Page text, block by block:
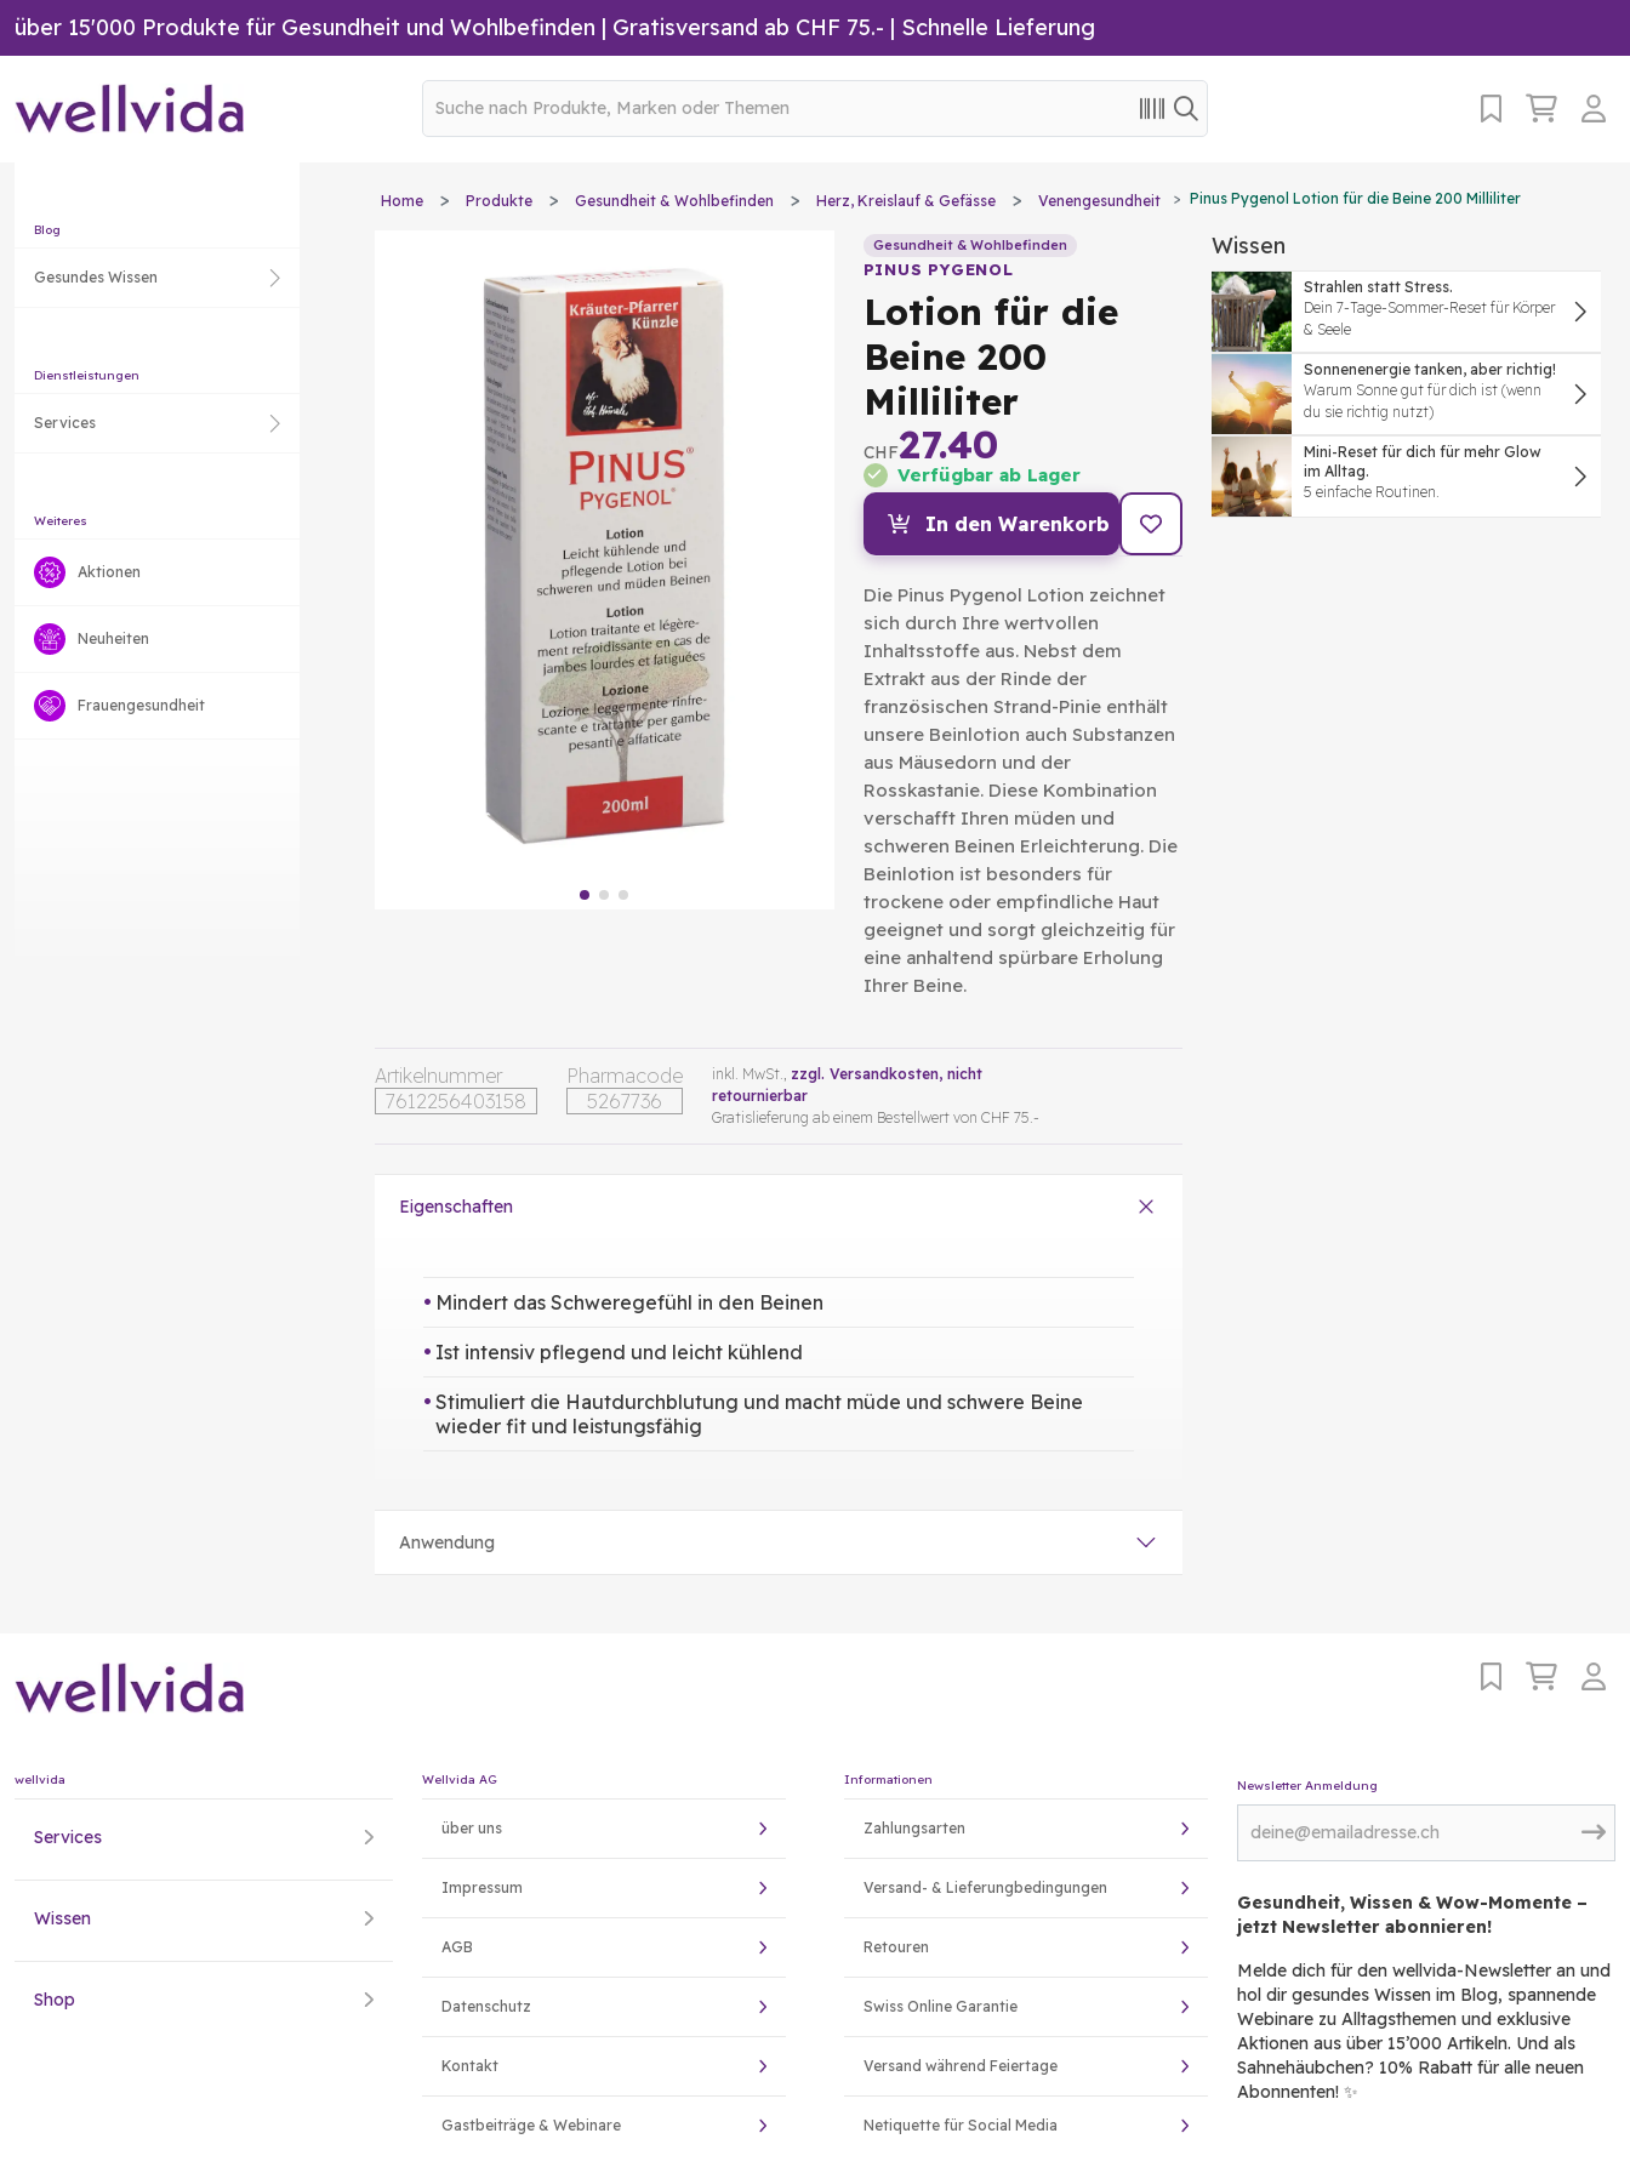
über 15'000 Produkte für Gesundheit und Wohlbefinden | Gratisversand ab CHF 75.- | Schnelle Lieferung
Blog
Gesundes Wissen
Dienstleistungen
Services
Weiteres
Aktionen
Neuheiten
Frauengesundheit
Home Produkte Gesundheit & Wohlbefinden Herz, Kreislauf & Gefässe Venengesundheit Pinus Pygenol Lotion für die Beine 200 Milliliter
Gesundheit & Wohlbefinden
PINUS PYGENOL
Lotion für die
Beine 200
Milliliter
CHF27.40
Verfügbar ab Lager
In den Warenkorb
Die Pinus Pygenol Lotion zeichnet
sich durch Ihre wertvollen
Inhaltsstoffe aus. Nebst dem
Extrakt aus der Rinde der
französischen Strand-Pinie enthält
unsere Beinlotion auch Substanzen
aus Mäusedorn und der
Rosskastanie. Diese Kombination
verschafft Ihren müden und
schweren Beinen Erleichterung. Die
Beinlotion ist besonders für
trockene oder empfindliche Haut
geeignet und sorgt gleichzeitig für
eine anhaltend spürbare Erholung
Ihrer Beine.
Artikelnummer
7612256403158
Pharmacode
5267736
inkl. MwSt., zzgl. Versandkosten, nicht
retournierbar
Gratislieferung ab einem Bestellwert von CHF 75.-
Eigenschaften
Mindert das Schweregefühl in den Beinen
Ist intensiv pflegend und leicht kühlend
Stimuliert die Hautdurchblutung und macht müde und schwere Beine
wieder fit und leistungsfähig
Anwendung
Wissen
Strahlen statt Stress.
Dein 7-Tage-Sommer-Reset für Körper
& Seele
Sonnenenergie tanken, aber richtig!
Warum Sonne gut für dich ist (wenn
du sie richtig nutzt)
Mini-Reset für dich für mehr Glow
im Alltag.
5 einfache Routinen.
wellvida
Services
Wissen
Shop
Wellvida AG
über uns
Impressum
AGB
Datenschutz
Kontakt
Gastbeiträge & Webinare
Informationen
Zahlungsarten
Versand- & Lieferungbedingungen
Retouren
Swiss Online Garantie
Versand während Feiertage
Netiquette für Social Media
Newsletter Anmeldung
Gesundheit, Wissen & Wow-Momente –
jetzt Newsletter abonnieren!
Melde dich für den wellvida-Newsletter an und
hol dir gesundes Wissen im Blog, spannende
Webinare zu Alltagsthemen und exklusive
Aktionen aus über 15’000 Artikeln. Und als
Sahnehäubchen? 10% Rabatt für alle neuen
Abonnenten! ✨